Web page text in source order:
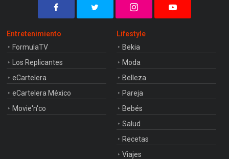
Entretenimiento
FormulaTV
Los Replicantes
eCartelera
eCartelera México
Movie'n'co
Lifestyle
Bekia
Moda
Belleza
Pareja
Bebés
Salud
Recetas
Viajes